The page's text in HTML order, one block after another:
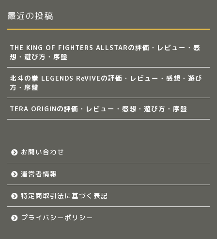
最近の投稿
THE KING OF FIGHTERS ALLSTARの評価・レビュー・感
想・遊び方・序盤
北斗の拳 LEGENDS ReVIVEの評価・レビュー・感想・遊び
方・序盤
TERA ORIGINの評価・レビュー・感想・遊び方・序盤
お問い合わせ
運営者情報
特定商取引法に基づく表記
プライバシーポリシー